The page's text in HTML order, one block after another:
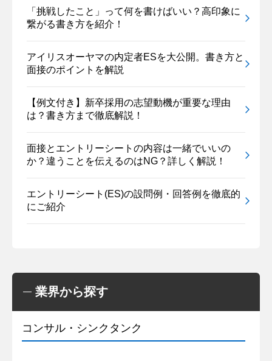
「挑戦したこと」って何を書けばいい？高印象に
繋がる書き方を紹介！
アイリスオーヤマの内定者ESを大公開。書き方と
面接のポイントを解説
【例文付き】新卒採用の志望動機が重要な理由
は？書き方まで徹底解説！
面接とエントリーシートの内容は一緒でいいの
か？違うことを伝えるのはNG？詳しく解説！
エントリーシート(ES)の設問例・回答例を徹底的
にご紹介
業界から探す
コンサル・シンクタンク